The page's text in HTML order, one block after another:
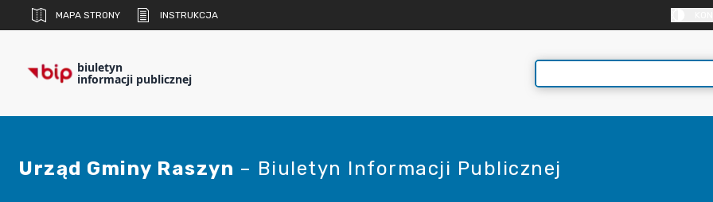
MAPA STRONY INSTRUKCJA
biuletyn
informacji publicznej
Urząd Gminy Raszyn – Biuletyn Informacji Publicznej